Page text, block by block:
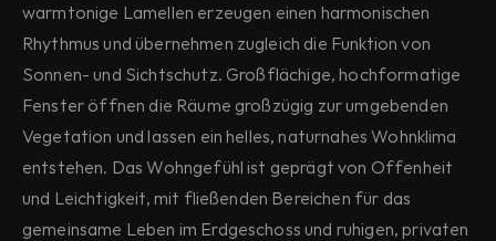
warmtonige Lamellen erzeugen einen harmonischen
Rhythmus und übernehmen zugleich die Funktion von
Sonnen- und Sichtschutz. Großflächige, hochformatige
Fenster öffnen die Räume großzügig zur umgebenden
Vegetation und lassen ein helles, naturnahes Wohnklima
entstehen. Das Wohngefühl ist geprägt von Offenheit
und Leichtigkeit, mit fließenden Bereichen für das
gemeinsame Leben im Erdgeschoss und ruhigen, privaten